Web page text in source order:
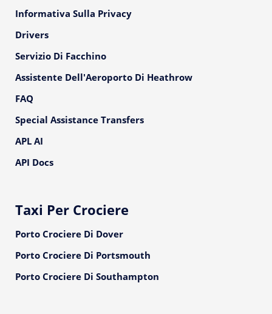
Informativa Sulla Privacy
Drivers
Servizio Di Facchino
Assistente Dell'Aeroporto Di Heathrow
FAQ
Special Assistance Transfers
APL AI
API Docs
Taxi Per Crociere
Porto Crociere Di Dover
Porto Crociere Di Portsmouth
Porto Crociere Di Southampton